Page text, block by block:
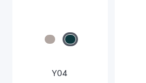
Y04